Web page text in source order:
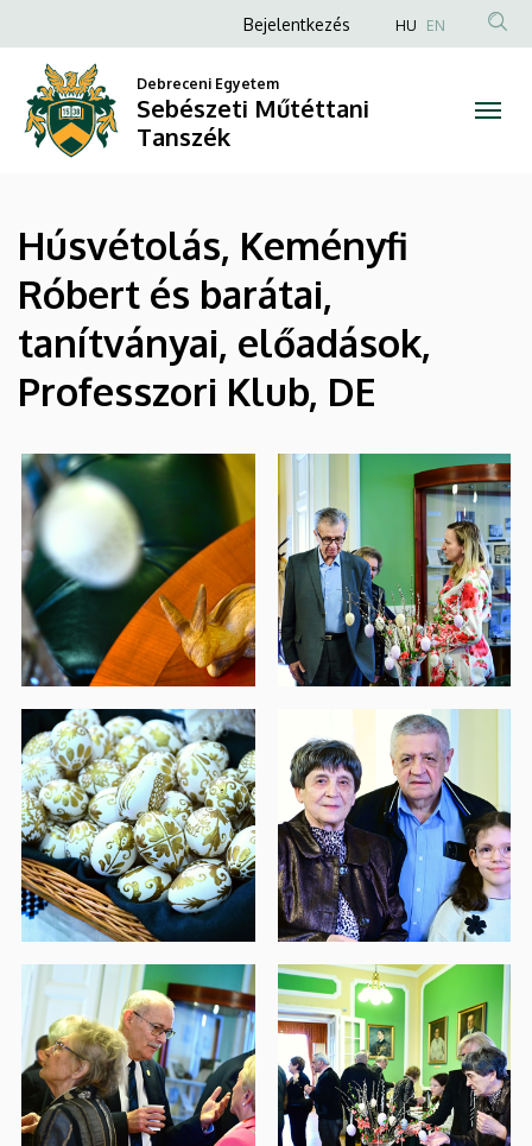
Sebészeti
Műtéttani
Tanszék
a
tartalomra
Anonim
fiók
menüje
Bejelentkezés HU EN
Debreceni Egyetem
Sebészeti Műtéttani
Tanszék
Húsvétolás, Keményfi
Róbert és barátai,
tanítványai, előadások,
Professzori Klub, DE